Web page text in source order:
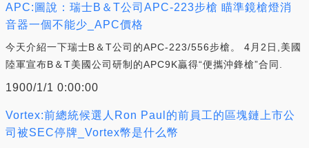
APC:圖說：瑞士B＆T公司APC-223步槍 瞄準鏡槍燈消
音器一個不能少_APC價格
今天介紹一下瑞士B＆T公司的APC-223/556步槍。 4月2日,美國
陸軍宣布B＆T美國公司研制的APC9K贏得“便攜沖鋒槍”合同.
1900/1/1 0:00:00
Vortex:前總統候選人Ron Paul的前員工的區塊鏈上市公
司被SEC停牌_Vortex幣是什么幣